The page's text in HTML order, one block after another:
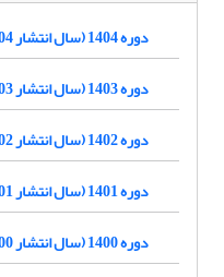
دوره 1404 (سال انتشار 1404)
دوره 1403 (سال انتشار 1403)
دوره 1402 (سال انتشار 1402)
دوره 1401 (سال انتشار 1401)
دوره 1400 (سال انتشار 1400)